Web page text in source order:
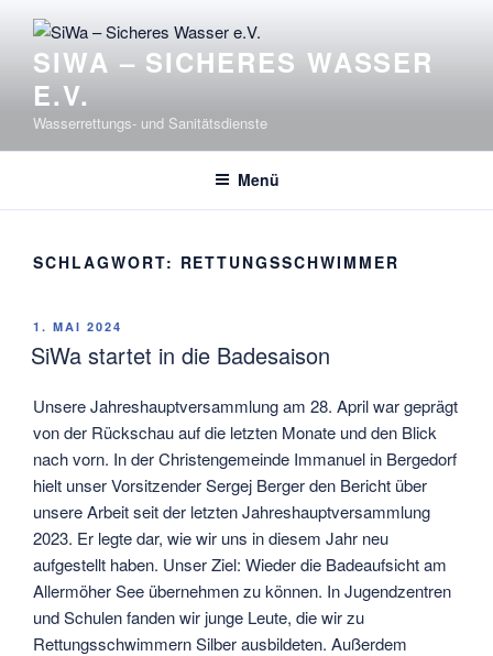
Inhalt
springenSIWA – SICHERES WASSER
E.V.
Wasserrettungs- und Sanitätsdienste
Menü
SCHLAGWORT: RETTUNGSSCHWIMMER
VERÖFFENTLICHT
AM
1. MAI 2024
SiWa startet in die Badesaison
Unsere Jahreshauptversammlung am 28. April war geprägt
von der Rückschau auf die letzten Monate und den Blick
nach vorn. In der Christengemeinde Immanuel in Bergedorf
hielt unser Vorsitzender Sergej Berger den Bericht über
unsere Arbeit seit der letzten Jahreshauptversammlung
2023. Er legte dar, wie wir uns in diesem Jahr neu
aufgestellt haben. Unser Ziel: Wieder die Badeaufsicht am
Allermöher See übernehmen zu können. In Jugendzentren
und Schulen fanden wir junge Leute, die wir zu
Rettungsschwimmern Silber ausbildeten. Außerdem